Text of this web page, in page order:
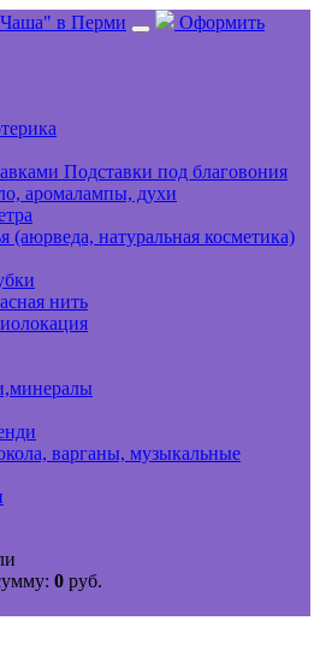
в Перми
Оформить
Подставки под благовония
аромалампы, духи
(аюрведа, натуральная косметика)
нить
варганы, музыкальные
0 руб.